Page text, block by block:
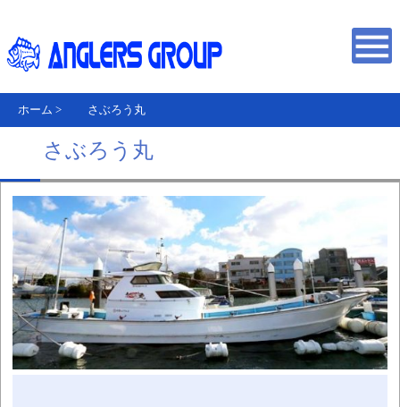
ホーム > さぶろう丸
さぶろう丸